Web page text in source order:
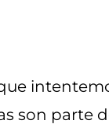
son parte